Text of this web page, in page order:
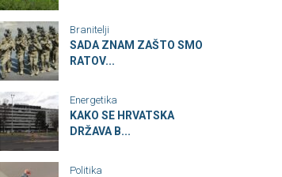
Branitelji
SADA ZNAM ZAŠTO SMO
RATOV...
Energetika
KAKO SE HRVATSKA
DRŽAVA B...
Politika